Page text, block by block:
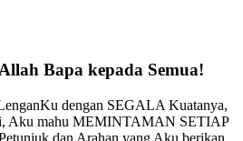
Bapa kepada Semua!
dengan SEGALA Kuatanya,
Aku mahu MEMINTAMAN SETIAP
dan Arahan yang Aku berikan